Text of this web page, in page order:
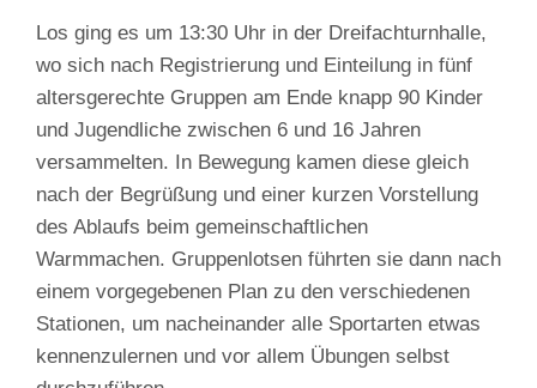
Los ging es um 13:30 Uhr in der Dreifachturnhalle,
wo sich nach Registrierung und Einteilung in fünf
altersgerechte Gruppen am Ende knapp 90 Kinder
und Jugendliche zwischen 6 und 16 Jahren
versammelten. In Bewegung kamen diese gleich
nach der Begrüßung und einer kurzen Vorstellung
des Ablaufs beim gemeinschaftlichen
Warmmachen. Gruppenlotsen führten sie dann nach
einem vorgegebenen Plan zu den verschiedenen
Stationen, um nacheinander alle Sportarten etwas
kennenzulernen und vor allem Übungen selbst